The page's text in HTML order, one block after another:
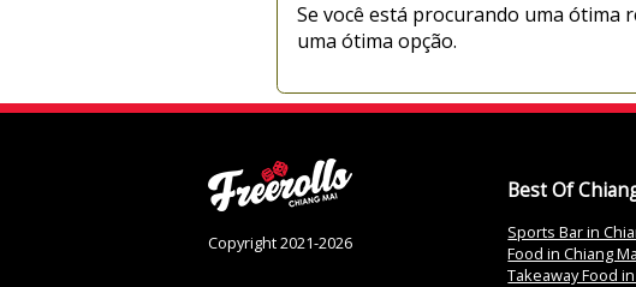
Se você está procurando uma ótima
uma ótima opção.
Copyright 2021-2026
Best Of
Sports Bar in
Food in Chiang
Takeaway Food